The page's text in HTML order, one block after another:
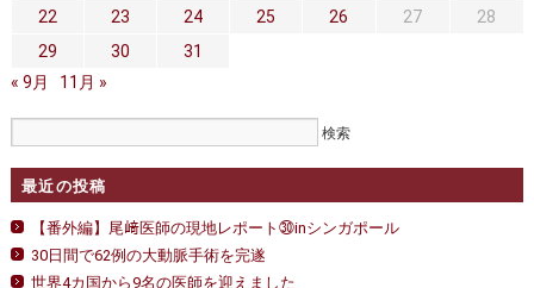
正しい病院の選び方
外来予約をされた方へ
採用・医療関係の方へ
22
23 24 25 26 27
28
29
30
31
« 9月
11月 »
最近の投稿
【番外編】尾﨑医師の現地レポート㉚inシンガポール
30日間で62例の大動脈手術を完遂
世界4カ国から9名の医師を迎えました